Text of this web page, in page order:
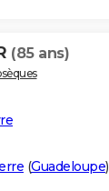
(85 ans)
(Guadeloupe)